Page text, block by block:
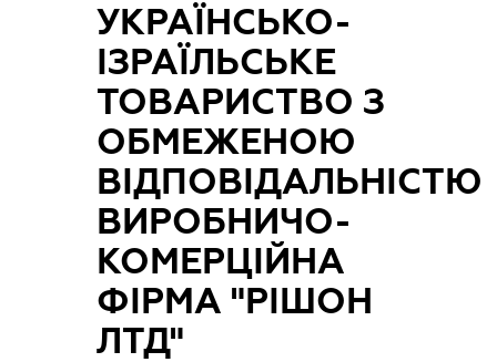
УКРАЇНСЬКО-
ІЗРАЇЛЬСЬКЕ
ТОВАРИСТВО З
ОБМЕЖЕНОЮ
ВІДПОВІДАЛЬНІСТЮ
ВИРОБНИЧО-
КОМЕРЦІЙНА
ФІРМА "РІШОН
ЛТД"